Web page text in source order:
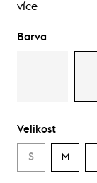
více
Barva
Velikost
S M